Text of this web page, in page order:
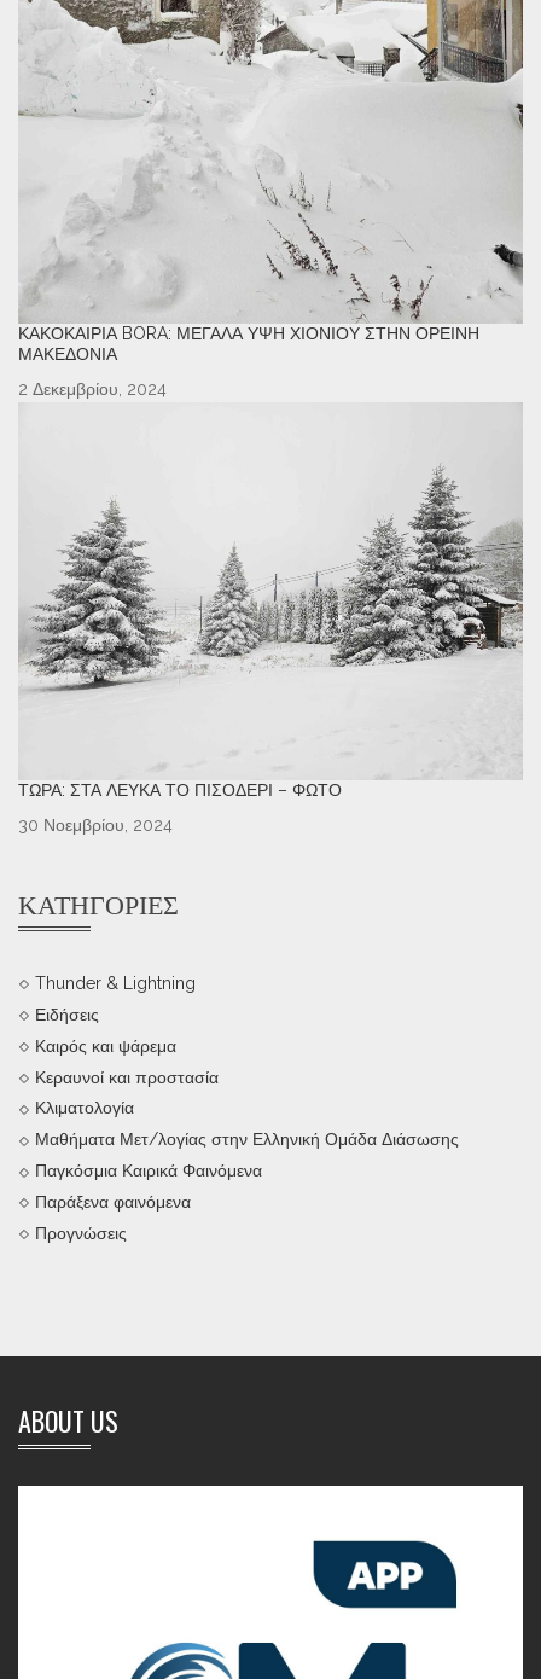
ΚΑΚΟΚΑΙΡΊΑ BORA: ΜΕΓΆΛΑ ΎΨΗ ΧΙΟΝΙΟΎ ΣΤΗΝ ΟΡΕΙΝΉ
ΜΑΚΕΔΟΝΊΑ
2 Δεκεμβρίου, 2024
ΤΏΡΑ: ΣΤΑ ΛΕΥΚΆ ΤΟ ΠΙΣΟΔΈΡΙ – ΦΩΤΌ
30 Νοεμβρίου, 2024
ΚΑΤΗΓΟΡΊΕΣ
Thunder & Lightning
Ειδήσεις
Καιρός και ψάρεμα
Κεραυνοί και προστασία
Κλιματολογία
Μαθήματα Μετ/λογίας στην Ελληνική Ομάδα Διάσωσης
Παγκόσμια Καιρικά Φαινόμενα
Παράξενα φαινόμενα
Προγνώσεις
ABOUT US